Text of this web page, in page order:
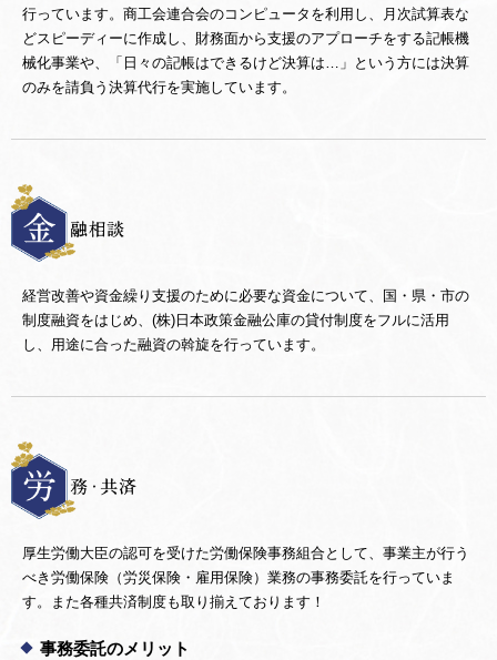
行っています。商工会連合会のコンピュータを利用し、月次試算表な
どスピーディーに作成し、財務面から支援のアプローチをする記帳機
械化事業や、「日々の記帳はできるけど決算は…」という方には決算
のみを請負う決算代行を実施しています。
経営改善や資金繰り支援のために必要な資金について、国・県・市の
制度融資をはじめ、(株)日本政策金融公庫の貸付制度をフルに活用
し、用途に合った融資の斡旋を行っています。
厚生労働大臣の認可を受けた労働保険事務組合として、事業主が行う
べき労働保険（労災保険・雇用保険）業務の事務委託を行っていま
す。また各種共済制度も取り揃えております！
事務委託のメリット